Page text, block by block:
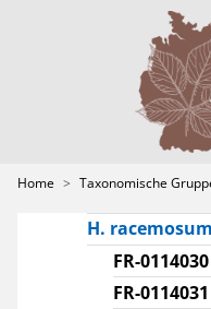
Home Taxonomische
H. pietroszense
H. pilosum
H. porrectum
H.
H.
H.
H. racemosum
FR-0114030
FR-0114031